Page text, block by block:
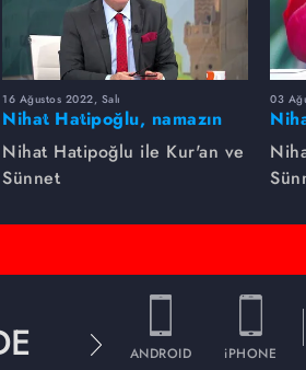
16 Ağustos 2022, Salı
Nihat Hatipoğlu, namazın
güzelliklerini anlatıyor...
Nihat Hatipoğlu ile Kur'an ve
Sünnet
03
ANDROID iPHONE